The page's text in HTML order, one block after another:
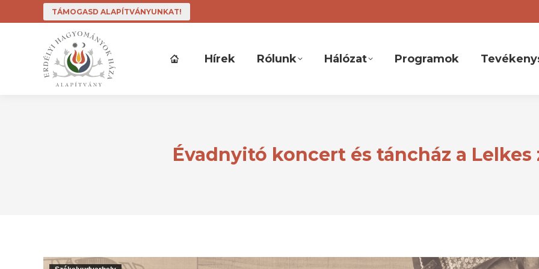
TÁMOGASD ALAPÍTVÁNYUNKAT!
Hírek Rólunk Hálózat Programok
Évadnyitó koncert és táncház a Lelkes